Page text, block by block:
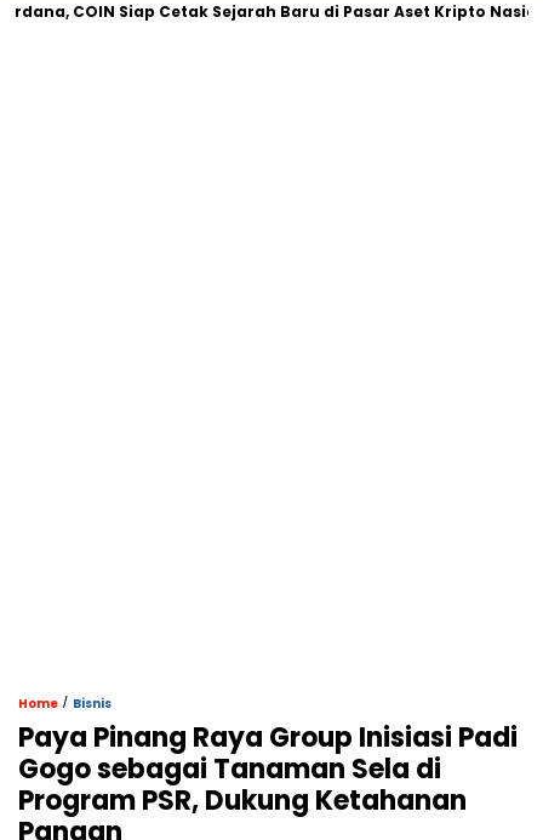
Siap Cetak Sejarah Baru di Pasar Aset Kripto Nasional
Home / Bisnis
Paya Pinang Raya Group Inisiasi Padi
Gogo sebagai Tanaman Sela di
Program PSR, Dukung Ketahanan